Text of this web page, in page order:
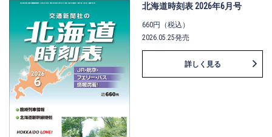
北海道時刻表 2026年6月号
660円（税込）
2026.05.25発売
詳しく見る